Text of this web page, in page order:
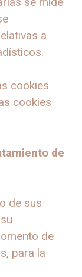
a
cookies
cookies
de
de sus
de
para la